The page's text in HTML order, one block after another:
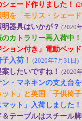
ェード作りました！
を「モリス・シェー
器具はいかが？ (2020
カトラリー再入荷中！
ション付き」電動ベッ
入荷！ (2020年7月31日)
したいですね！ (2020
・マネキンの支え台
ト」と英国「子供椅
ット」入荷しました！
テーブルはスチール